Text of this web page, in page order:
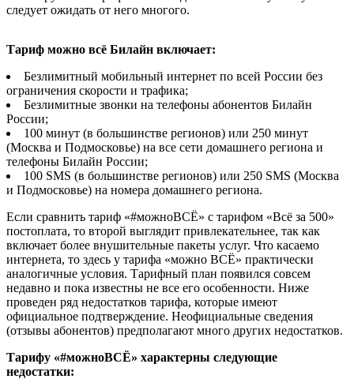
следует ожидать от него многого.
Тариф можно всё Билайн включает:
Безлимитный мобильный интернет по всей России без
ограничения скорости и трафика;
Безлимитные звонки на телефоны абонентов Билайн
России;
100 минут (в большинстве регионов) или 250 минут
(Москва и Подмосковье) на все сети домашнего региона и
телефоны Билайн России;
100 SMS (в большинстве регионов) или 250 SMS (Москва
и Подмосковье) на номера домашнего региона.
Если сравнить тариф «#можноВСЁ» с тарифом «Всё за 500»
постоплата, то второй выглядит привлекательнее, так как
включает более внушительные пакеты услуг. Что касаемо
интернета, то здесь у тарифа «можно ВСЁ» практически
аналогичные условия. Тарифный план появился совсем
недавно и пока известны не все его особенности. Ниже
проведен ряд недостатков тарифа, которые имеют
официальное подтверждение. Неофициальные сведения
(отзывы абонентов) предполагают много других недостатков.
Тарифу «#можноВСЁ» характерны следующие
недостатки: